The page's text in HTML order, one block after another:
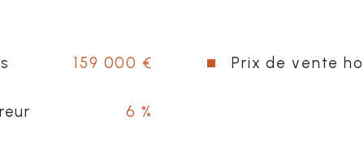
159 000 € Prix de vente
6 %